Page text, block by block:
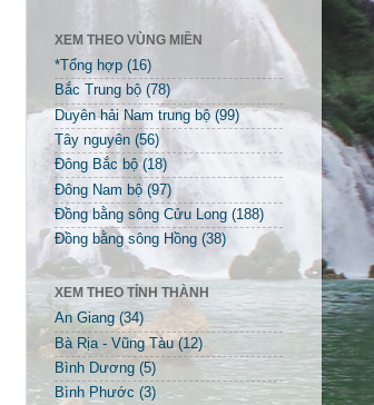
XEM THEO VÙNG MIỀN
*Tổng hợp (16)
Bắc Trung bộ (78)
Duyên hải Nam trung bộ (99)
Tây nguyên (56)
Đông Bắc bộ (18)
Đông Nam bộ (97)
Đồng bằng sông Cửu Long (188)
Đồng bằng sông Hồng (38)
XEM THEO TỈNH THÀNH
An Giang (34)
Bà Rịa - Vũng Tàu (12)
Bình Dương (5)
Bình Phước (3)